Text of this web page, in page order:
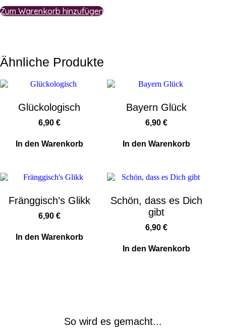
Zum Warenkorb hinzufügen
Ähnliche Produkte
Glückologisch
6,90 €
In den Warenkorb
Bayern Glück
6,90€
In den Warenkorb
Fränggisch’s Glikk
6,90 €
In den Warenkorb
Schön, dass es Dich
gibt
6,90€
In den Warenkorb
So wird es gemacht...